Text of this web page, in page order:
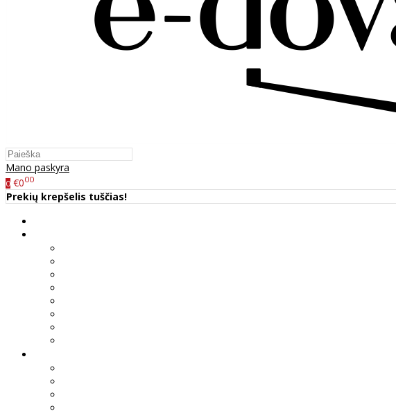
Mano paskyra
0 €000
Prekių krepšelis tuščias!